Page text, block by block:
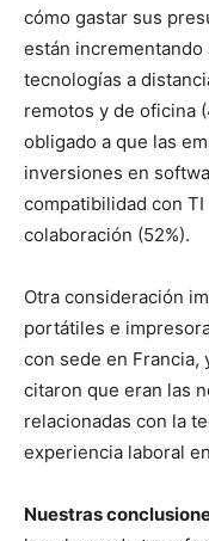
cómo gastar sus
están
tecnologías a
remotos y de oficina
obligado a que las
inversiones en
compatibilidad con
colaboración (52%).
Otra consideración
portátiles e
con sede en Francia,
citaron que eran las
relacionadas con la
experiencia laboral
Nuestras